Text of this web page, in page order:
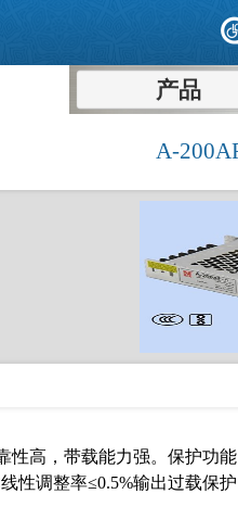
产品
A-
高，带载能力强。保护功
性调整率≤0.5%输出过载保